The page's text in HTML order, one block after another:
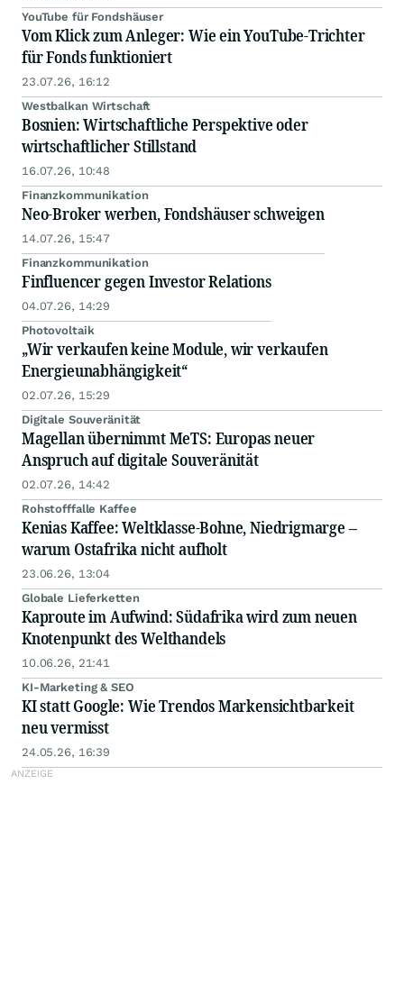
YouTube für Fondshäuser
Vom Klick zum Anleger: Wie ein YouTube-Trichter
für Fonds funktioniert
23.07.26, 16:12
Westbalkan Wirtschaft
Bosnien: Wirtschaftliche Perspektive oder
wirtschaftlicher Stillstand
16.07.26, 10:48
Finanzkommunikation
Neo-Broker werben, Fondshäuser schweigen
14.07.26, 15:47
Finanzkommunikation
Finfluencer gegen Investor Relations
04.07.26, 14:29
Photovoltaik
„Wir verkaufen keine Module, wir verkaufen
Energieunabhängigkeit“
02.07.26, 15:29
Digitale Souveränität
Magellan übernimmt MeTS: Europas neuer
Anspruch auf digitale Souveränität
02.07.26, 14:42
Rohstofffalle Kaffee
Kenias Kaffee: Weltklasse-Bohne, Niedrigmarge –
warum Ostafrika nicht aufholt
23.06.26, 13:04
Globale Lieferketten
Kaproute im Aufwind: Südafrika wird zum neuen
Knotenpunkt des Welthandels
10.06.26, 21:41
KI-Marketing & SEO
KI statt Google: Wie Trendos Markensichtbarkeit
neu vermisst
24.05.26, 16:39